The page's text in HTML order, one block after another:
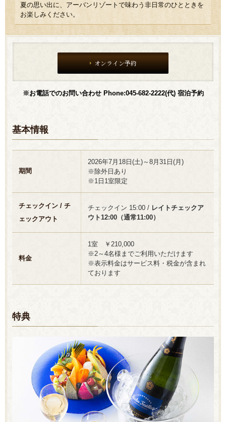
夏の思い出に、アーバンリゾートで味わう非日常のひとときを
お楽しみください。
オンライン予約
※お電話でのお問い合わせ Phone:045-682-2222(代) 宿泊予約
基本情報
期間
2026年7月18日(土)～8月31日(月)
※除外日あり
※1日1室限定
チェックイン / チ
ェックアウト
チェックイン 15:00 / レイトチェックア
ウト12:00（通常11:00）
料金
1室 ￥210,000
※2～4名様までご利用いただけます
※表示料金はサービス料・税金が含まれ
ております
特典